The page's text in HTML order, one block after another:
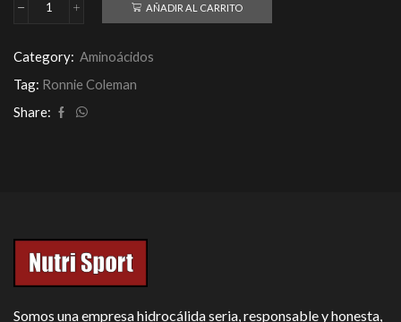
Amino
Coleman
30
cantidad
AÑADIR AL CARRITO
Category: Aminoácidos
Tag: Ronnie Coleman
Share:
Somos una empresa hidrocálida seria, responsable y honesta,